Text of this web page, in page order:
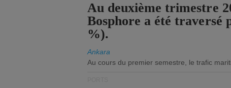
Au deuxième trimestre
Bosphore a été traversé
%).
Ankara
Au cours du premier semestre, le trafic